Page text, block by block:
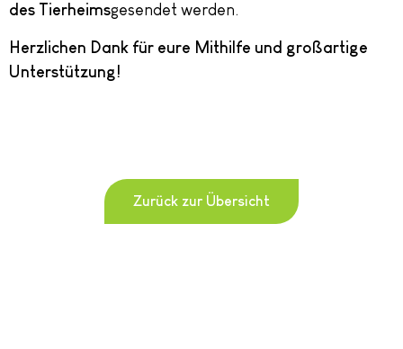
des Tierheimsgesendet werden.
Herzlichen Dank für eure Mithilfe und großartige
Unterstützung!
Zurück zur Übersicht